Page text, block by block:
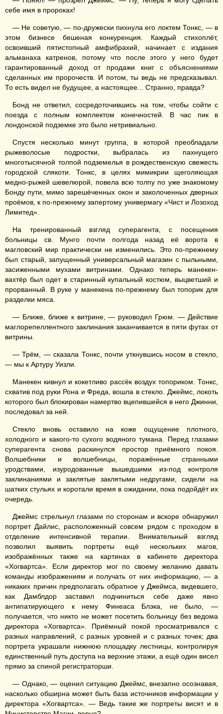
себе имя в пророках!
— Не советую, — по-дружески пихнула его локтем Тонкс, — в
этом бизнесе бешеная конкуренция. Каждый стихоплёт,
освоивший пятистопный амфибрахий, начинает с издания
альманаха катренов, потому что после этого у него будет
гарантированный доход от продажи книг с объяснениями
сделанных им пророчеств. И потом, ты ведь не предсказывал.
То есть видел не будущее, а настоящее... Странно, правда?
Бонд не ответил, сосредоточившись на том, чтобы сойти с
поезда с полным комплектом конечностей. В час пик в
лондонской подземке это было нетривиально.
Спустя несколько минут группа, в которой преобладали
рыжеволосые подростки, выбралась из пахнущего
многотысячной толпой подземелья в рождественскую свежесть
городской слякоти. Тонкс, в целях мимикрии щеголяющая
медно-рыжей шевелюрой, повела всю толпу по уже знакомому
Бонду пути, мимо зарешёченных окон и заколоченных дверных
проёмов, к по-прежнему запертому универмагу «Чист и Лозоход
Лимитед».
На тренированный взгляд суперагента, с посещения
больницы св. Мунго почти полгода назад её ворота в
магловский мир практически не изменились. Это по-прежнему
был старый, запущенный универсальный магазин с пыльными,
засиженными мухами витринами. Однако теперь манекен-
вахтёр был одет в старинный купальный костюм, выцветший и
прорванный. В руке у манекена по-прежнему был топорик для
разделки мяса.
— Ближе, ближе к витрине, — руководил Грюм. — Действие
маглорепеллентного заклинания заканчивается в пяти футах от
витрины.
— Трём, — сказала Тонкс, почти уткнувшись носом в стекло,
— мы к Артуру Уизли.
Манекен кивнул и кокетливо рассёк воздух топориком. Тонкс,
схватив под руки Рона и Фреда, вошла в стекло. Джеймс, локоть
которого был блокирован намертво вцепившейся в него Джинни,
последовал за ней.
Стекло вновь оставило на коже ощущение плотного,
холодного и какого-то сухого водяного тумана. Перед глазами
суперагента снова раскинулся простор приёмного покоя.
Волшебники и волшебницы, поражённые странными
уродствами, изуродованные вышедшими из-под контроля
заклинаниями и заклятые заклятыми недругами, сидели на
шатких стульях и коротали время в ожидании, пока подойдёт их
очередь.
Джеймс стрельнул глазами по сторонам и вскоре обнаружил
портрет Дайлис, расположенный совсем рядом с проходом в
отделение интенсивной терапии. Внимательный взгляд
позволил выявить портреты ещё нескольких магов,
изображённых также на картинах в кабинете директора
«Хогвартса». Если директор мог по своему желанию давать
команды изображениям и получать от них информацию, — а
никаких причин предполагать обратное у Джеймса, видевшего,
как Дамблдор заставил подчиниться себе даже явно
антипатирующего к нему Финеаса Блэка, не было, —
получается, что никто не может посетить больницу без ведома
директора «Хогвартса». Приёмный покой просматривался с
разных направлений, с разных уровней и с разных точек; два
портрета украшали нижнюю площадку лестницы, контролируя
единственный путь доступа на верхние этажи, а ещё один висел
прямо за спиной регистраторши.
— Однако, — оценил ситуацию Джеймс, внезапно осознавая,
насколько обширна может быть база источников информации у
директора «Хогвартса». — Ведь такие же портреты висят и в